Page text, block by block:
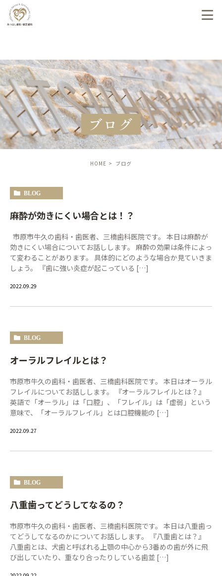
ブログ
HOME ブログ
BLOG
麻酔が効きにくい場合とは！？
市原市牛久の歯科・歯医者、三橋歯科医院です。 本日は麻酔が
効きにくい場合についてお話しします。 麻酔の効果は条件によっ
て変わることがあります。 具体的にどのような場合か見ていきま
しょう。 『歯に強い炎症が起こっている […]
2022.09.29
BLOG
オーラルフレイルとは？
市原市牛久の歯科・歯医者、三橋歯科医院です。 本日はオーラル
フレイルについてお話しします。 『オーラルフレイルとは？』
英語で「オーラル」は「口腔」、「フレイル」は「虚弱」という
意味で、「オーラルフレイル」とは口腔機能の […]
2022.09.27
BLOG
八重歯ってどうしてなるの？
市原市牛久の歯科・歯医者、三橋歯科医院です。 本日は八重歯っ
てどうしてなるのかについてお話しします。 『八重歯とは？』
八重歯とは、犬歯と呼ばれる上顎の中心から3番めの歯が外に飛
び出していたり、重なり合ったりしている歯並 […]